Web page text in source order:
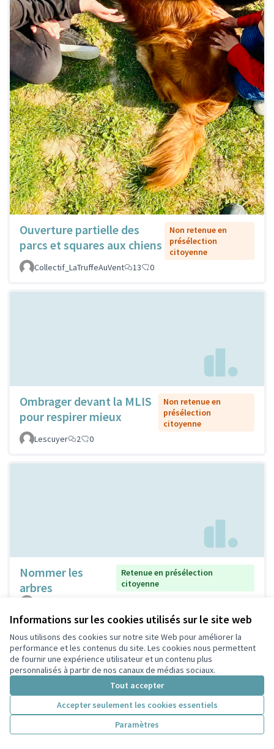
Informations sur les cookies utilisés sur le site web
Nous utilisons des cookies sur notre site Web pour améliorer la
performance et les contenus du site. Les cookies nous permettent
de fournir une expérience utilisateur et un contenu plus
personnalisés à partir de nos canaux de médias sociaux.
Tout accepter
Accepter seulement les cookies essentiels
Paramètres
Ouverture partielle des
parcs et squares aux chiens
Non retenue en
présélection
citoyenne
Collectif_LaTruffeAuVent
13 0
Ombrager devant la MLIS
pour respirer mieux
Non retenue en
présélection
citoyenne
Lescuyer
2 0
Nommer les
arbres
Retenue en présélection
citoyenne
Nichoirs pour
Non retenue en présélection